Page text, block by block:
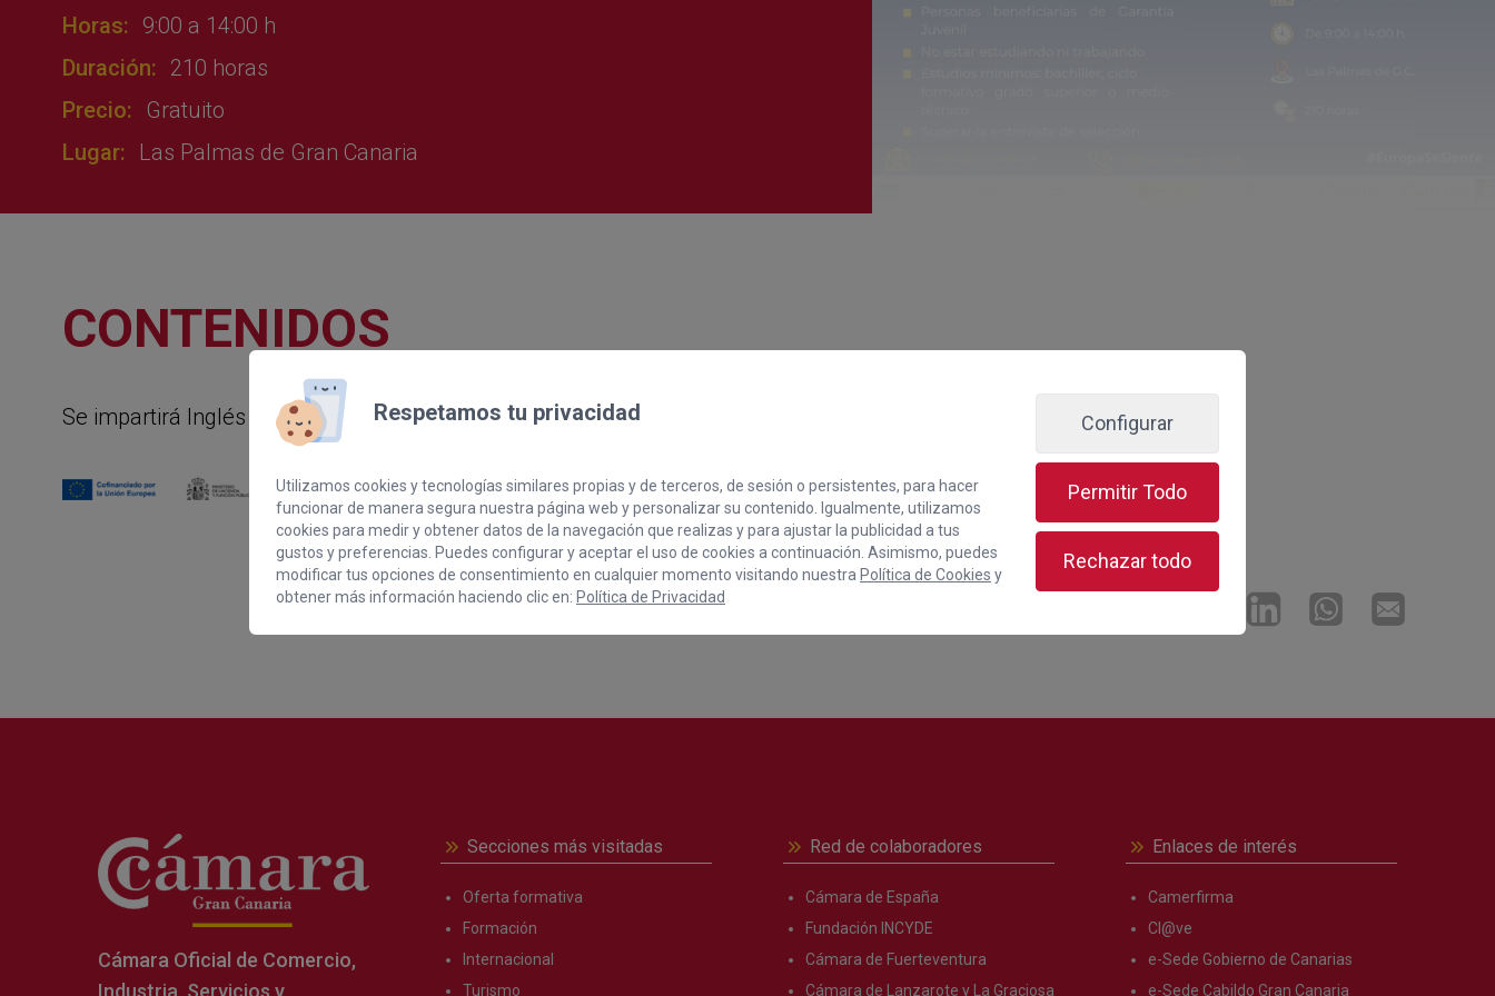
Horas: 9:00 a 14:00 h
Duración: 210 horas
Precio:
Gratuito
Lugar:
Las Palmas de Gran Canaria
CONTENIDOS
Se impartirá Inglés Aeronáutico y recibirán una formación específica de tripulante de cabina de pasajeros
Cámara Oficial de Comercio,
Industria, Servicios y
Secciones más visitadas
Oferta formativa
Formación
Internacional
Turismo
Red de colaboradores
Cámara de España
Fundación INCYDE
Cámara de Fuerteventura
Cámara de Lanzarote y La Graciosa
Enlaces de interés
Camerfirma
Cl@ve
e-Sede Gobierno de Canarias
e-Sede Cabildo Gran Canaria
Respetamos tu privacidad
Utilizamos cookies y tecnologías similares propias y de terceros, de sesión o persistentes, para hacer
funcionar de manera segura nuestra página web y personalizar su contenido. Igualmente, utilizamos
cookies para medir y obtener datos de la navegación que realizas y para ajustar la publicidad a tus
gustos y preferencias. Puedes configurar y aceptar el uso de cookies a continuación. Asimismo, puedes
modificar tus opciones de consentimiento en cualquier momento visitando nuestra Política de Cookies y
obtener más información haciendo clic en: Política de Privacidad
Configurar
Permitir Todo
Rechazar todo